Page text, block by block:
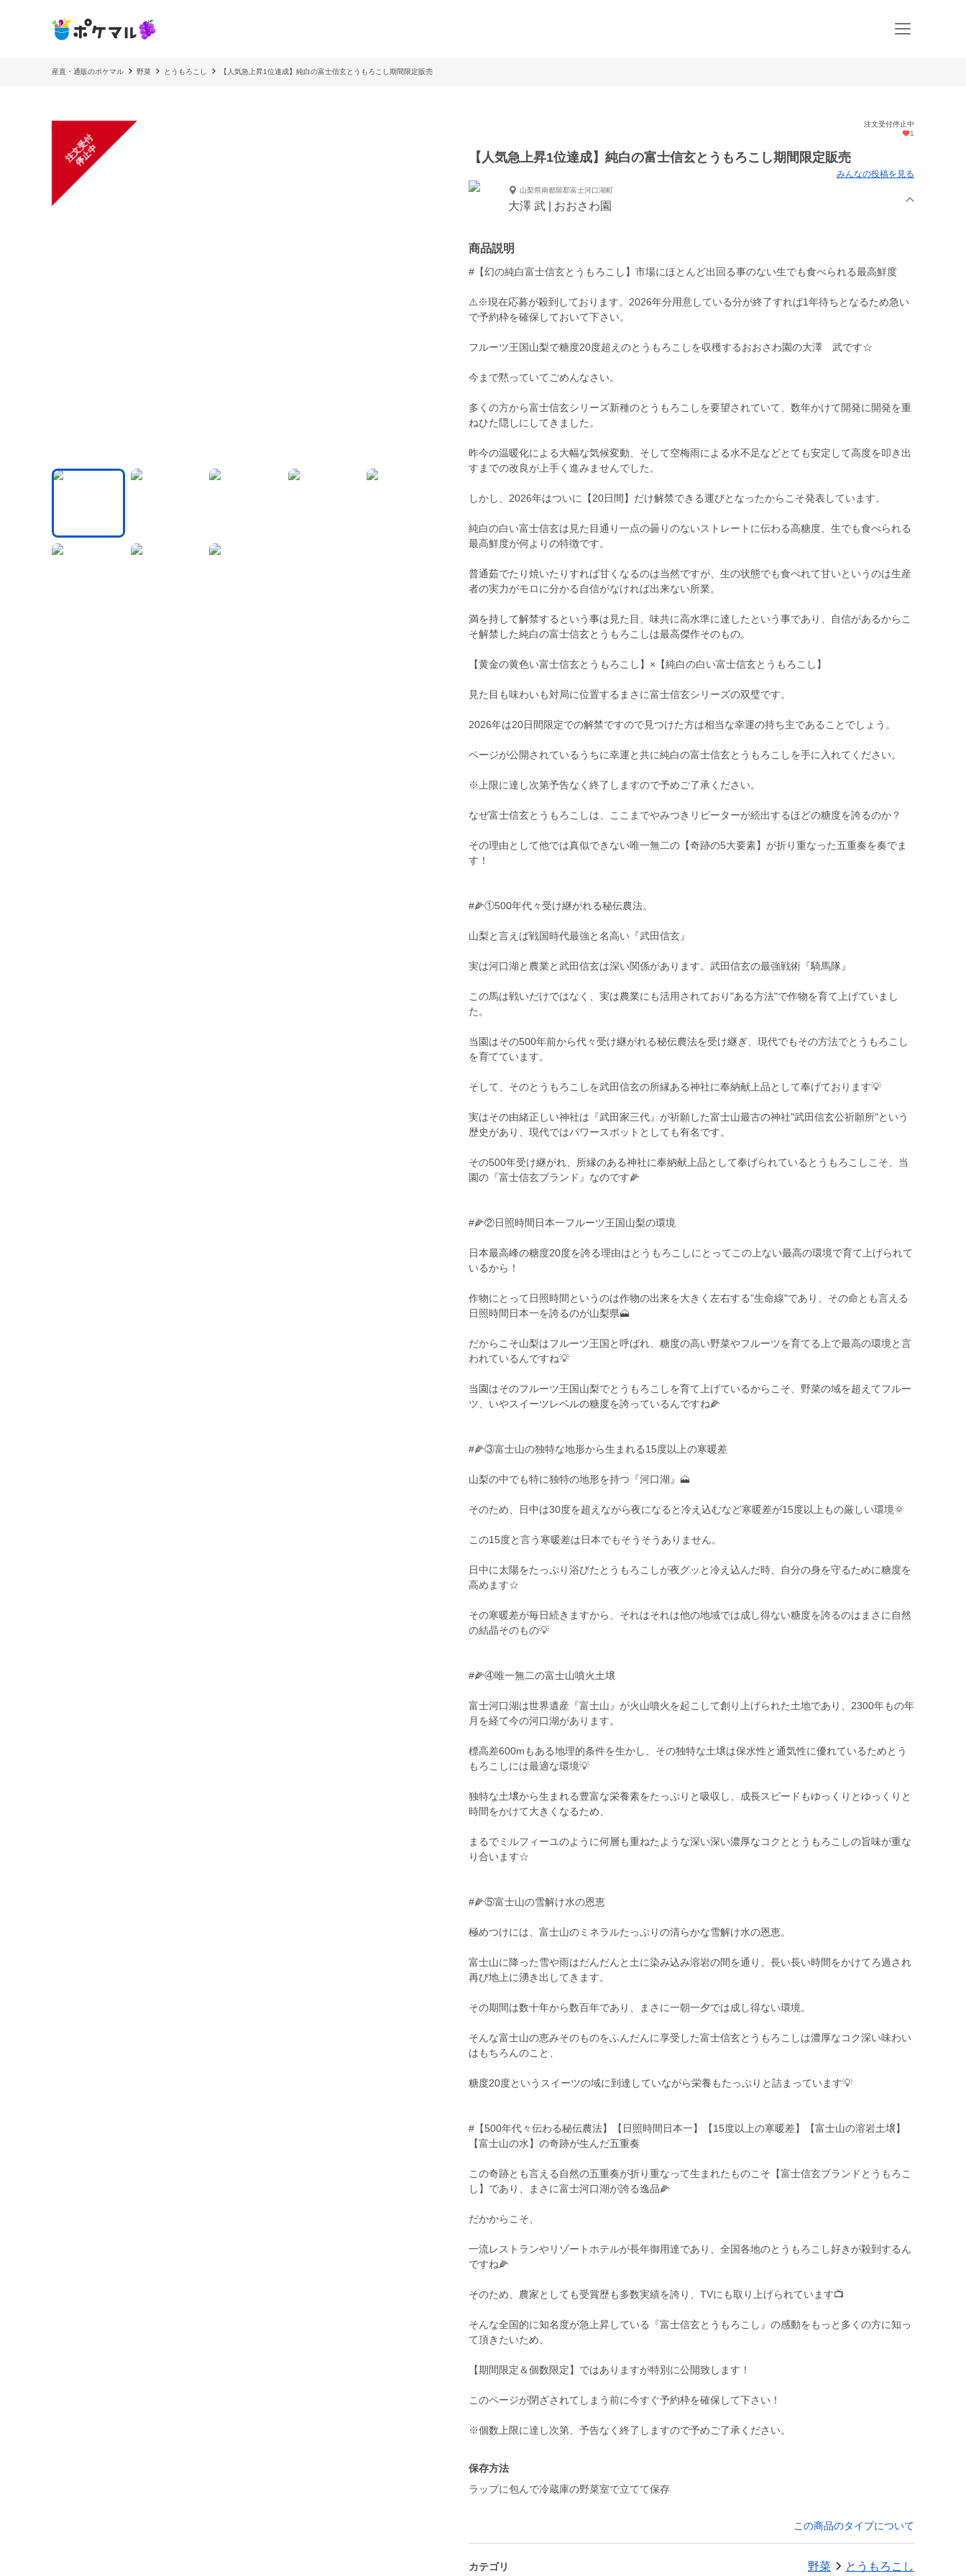
産直・通販のポケマル 野菜 とうもろこし 【人気急上昇1位達成】純白の富士信玄とうもろこし期間限定販売
注
文
受
付
停
止
中
注文受付停止中
1
【人気急上昇1位達成】純白の富士信玄とうもろこし期間限定販売
みんなの投稿を見る
山梨県南都留郡富士河口湖町
大澤 武 | おおさわ園
商品説明
#【幻の純白富士信玄とうもろこし】市場にほとんど出回る事のない生でも食べられる最高鮮度
⚠️※現在応募が殺到しております。2026年分用意している分が終了すれば1年待ちとなるため急い
で予約枠を確保しておいて下さい。
フルーツ王国山梨で糖度20度超えのとうもろこしを収穫するおおさわ園の大澤 武です☆
今まで黙っていてごめんなさい。
多くの方から富士信玄シリーズ新種のとうもろこしを要望されていて、数年かけて開発に開発を重
ねひた隠しにしてきました。
昨今の温暖化による大幅な気候変動、そして空梅雨による水不足などとても安定して高度を叩き出
すまでの改良が上手く進みませんでした。
しかし、2026年はついに【20日間】だけ解禁できる運びとなったからこそ発表しています。
純白の白い富士信玄は見た目通り一点の曇りのないストレートに伝わる高糖度、生でも食べられる
最高鮮度が何よりの特徴です。
普通茹でたり焼いたりすれば甘くなるのは当然ですが、生の状態でも食べれて甘いというのは生産
者の実力がモロに分かる自信がなければ出来ない所業。
満を持して解禁するという事は見た目、味共に高水準に達したという事であり、自信があるからこ
そ解禁した純白の富士信玄とうもろこしは最高傑作そのもの。
【黄金の黄色い富士信玄とうもろこし】×【純白の白い富士信玄とうもろこし】
見た目も味わいも対局に位置するまさに富士信玄シリーズの双璧です。
2026年は20日間限定での解禁ですので見つけた方は相当な幸運の持ち主であることでしょう。
ページが公開されているうちに幸運と共に純白の富士信玄とうもろこしを手に入れてください。
※上限に達し次第予告なく終了しますので予めご了承ください。
なぜ富士信玄とうもろこしは、ここまでやみつきリピーターが続出するほどの糖度を誇るのか？
その理由として他では真似できない唯一無二の【奇跡の5大要素】が折り重なった五重奏を奏でま
す！
#🌽①500年代々受け継がれる秘伝農法。
山梨と言えば戦国時代最強と名高い『武田信玄』
実は河口湖と農業と武田信玄は深い関係があります。武田信玄の最強戦術『騎馬隊』
この馬は戦いだけではなく、実は農業にも活用されており"ある方法"で作物を育て上げていまし
た。
当園はその500年前から代々受け継がれる秘伝農法を受け継ぎ、現代でもその方法でとうもろこし
を育てています。
そして、そのとうもろこしを武田信玄の所縁ある神社に奉納献上品として奉げております💡
実はその由緒正しい神社は『武田家三代』が祈願した富士山最古の神社"武田信玄公祈願所"という
歴史があり、現代ではパワースポットとしても有名です。
その500年受け継がれ、所縁のある神社に奉納献上品として奉げられているとうもろこしこそ、当
園の『富士信玄ブランド』なのです🌽
#🌽②日照時間日本一フルーツ王国山梨の環境
日本最高峰の糖度20度を誇る理由はとうもろこしにとってこの上ない最高の環境で育て上げられて
いるから！
作物にとって日照時間というのは作物の出来を大きく左右する"生命線"であり、その命とも言える
日照時間日本一を誇るのが山梨県🗻
だからこそ山梨はフルーツ王国と呼ばれ、糖度の高い野菜やフルーツを育てる上で最高の環境と言
われているんですね💡
当園はそのフルーツ王国山梨でとうもろこしを育て上げているからこそ、野菜の域を超えてフルー
ツ、いやスイーツレベルの糖度を誇っているんですね🌽
#🌽③富士山の独特な地形から生まれる15度以上の寒暖差
山梨の中でも特に独特の地形を持つ『河口湖』🗻
そのため、日中は30度を超えながら夜になると冷え込むなど寒暖差が15度以上もの厳しい環境🌞
この15度と言う寒暖差は日本でもそうそうありません。
日中に太陽をたっぷり浴びたとうもろこしが夜グッと冷え込んだ時、自分の身を守るために糖度を
高めます☆
その寒暖差が毎日続きますから、それはそれは他の地域では成し得ない糖度を誇るのはまさに自然
の結晶そのもの💡
#🌽④唯一無二の富士山噴火土壌
富士河口湖は世界遺産『富士山』が火山噴火を起こして創り上げられた土地であり、2300年もの年
月を経て今の河口湖があります。
標高差600mもある地理的条件を生かし、その独特な土壌は保水性と通気性に優れているためとう
もろこしには最適な環境💡
独特な土壌から生まれる豊富な栄養素をたっぷりと吸収し、成長スピードもゆっくりとゆっくりと
時間をかけて大きくなるため、
まるでミルフィーユのように何層も重ねたような深い深い濃厚なコクととうもろこしの旨味が重な
り合います☆
#🌽⑤富士山の雪解け水の恩恵
極めつけには、富士山のミネラルたっぷりの清らかな雪解け水の恩恵。
富士山に降った雪や雨はだんだんと土に染み込み溶岩の間を通り、長い長い時間をかけてろ過され
再び地上に湧き出してきます。
その期間は数十年から数百年であり、まさに一朝一夕では成し得ない環境。
そんな富士山の恵みそのものをふんだんに享受した富士信玄とうもろこしは濃厚なコク深い味わい
はもちろんのこと、
糖度20度というスイーツの域に到達していながら栄養もたっぷりと詰まっています💡
#【500年代々伝わる秘伝農法】【日照時間日本一】【15度以上の寒暖差】【富士山の溶岩土壌】
【富士山の水】の奇跡が生んだ五重奏
この奇跡とも言える自然の五重奏が折り重なって生まれたものこそ【富士信玄ブランドとうもろこ
し】であり、まさに富士河口湖が誇る逸品🌽
だかからこそ、
一流レストランやリゾートホテルが長年御用達であり、全国各地のとうもろこし好きが殺到するん
ですね🌽
そのため、農家としても受賞歴も多数実績を誇り、TVにも取り上げられています📺
そんな全国的に知名度が急上昇している『富士信玄とうもろこし』の感動をもっと多くの方に知っ
て頂きたいため、
【期間限定＆個数限定】ではありますが特別に公開致します！
このページが閉ざされてしまう前に今すぐ予約枠を確保して下さい！
※個数上限に達し次第、予告なく終了しますので予めご了承ください。
保存方法
ラップに包んで冷蔵庫の野菜室で立てて保存
この商品のタイプについて
カテゴリ 野菜 とうもろこし